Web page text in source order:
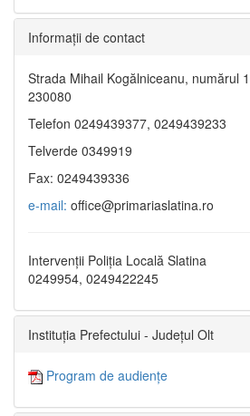
Informaţii de contact
Strada Mihail Kogălniceanu, numărul
230080
Telefon 0249439377, 0249439233
Telverde 0349919
Fax: 0249439336
e-mail: office@primariaslatina.ro
Intervenții Poliția Locală Slatina
0249954, 0249422245
Instituția Prefectului - Județul Olt
Program de audiențe